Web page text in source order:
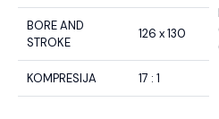
BORE AND
STROKE
126 x 130
KOMPRESIJA 17 : 1